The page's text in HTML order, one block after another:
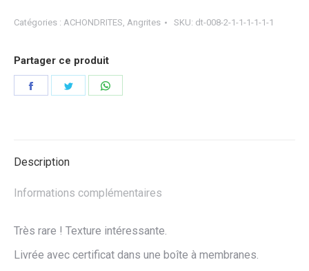
Catégories : ACHONDRITES Angrites SKU: dt-008-2-1-1-1-1-1-1
Partager ce produit
Partager Partager
Description
Informations complémentaires
Très rare ! Texture intéressante.
Livrée avec certificat dans une boîte à membranes.